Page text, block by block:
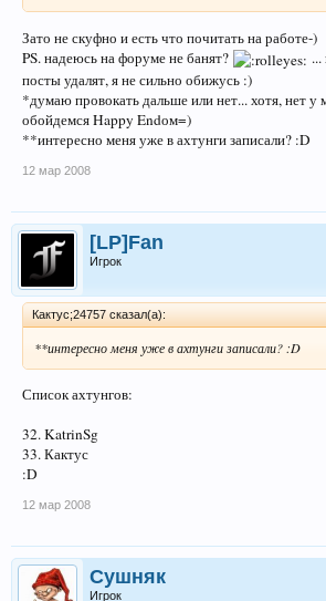
Зато не скуфно и есть что почитать на работе-)
PS. надеюсь на форуме не банят?
посты удалят, я не сильно обижусь :)
*думаю провокать дальше или нет... хотя, нет у
обойдемся Happy Endом=)
**интересно меня уже в ахтунги записали? :D
12 мар 2008
[LP]Fan
Игрок
Кактус;24757 сказал(а):
**интересно меня уже в ахтунги записали? :D
Список ахтунгов:
32. KatrinSg
33. Кактус
:D
12 мар 2008
Сушняк
Игрок